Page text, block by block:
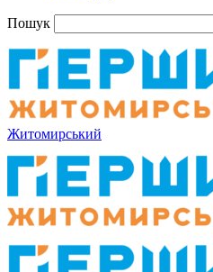
Пошук
Житомирський